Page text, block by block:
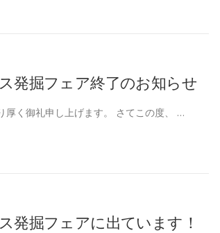
発掘フェア終了のお知らせ
厚く御礼申し上げます。 さてこの度、 …
発掘フェアに出ています！